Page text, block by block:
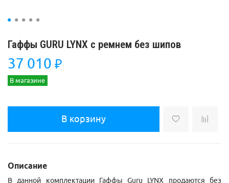
Гаффы GURU LYNX с ремнем без шипов
37 010 ₽
В магазине
В корзину
Описание
В данной комплектации Гаффы Guru LYNX продаются без